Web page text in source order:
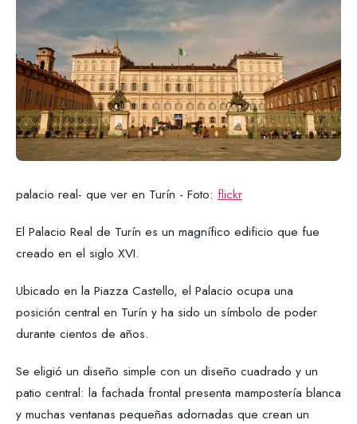
palacio real- que ver en Turín - Foto: flickr
El Palacio Real de Turín es un magnífico edificio que fue
creado en el siglo XVI.
Ubicado en la Piazza Castello, el Palacio ocupa una
posición central en Turín y ha sido un símbolo de poder
durante cientos de años.
Se eligió un diseño simple con un diseño cuadrado y un
patio central: la fachada frontal presenta mampostería blanca
y muchas ventanas pequeñas adornadas que crean un